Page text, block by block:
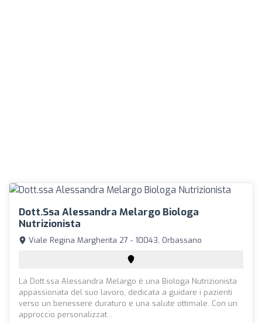
Dott.ssa Alessandra Melargo Biologa
Nutrizionista
Viale Regina Margherita 27 - 10043, Orbassano
La Dott.ssa Alessandra Melargo è una Biologa Nutrizionista
appassionata del suo lavoro, dedicata a guidare i pazienti
verso un benessere duraturo e una salute ottimale. Con un
approccio personalizzat...